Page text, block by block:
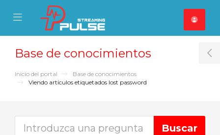
Mobile Menu
Mobile Menu
Base de conocimientos
Inicio del portal
Base de conocimientos
Viendo artículos etiquetados lost password